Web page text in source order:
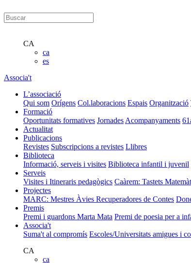
CA
ca
es
Associa't
L’associació
Qui som Orígens Col.laboracions Espais Organització
Formació
Oportunitats formatives Jornades Acompanyaments
Actualitat
Publicacions
Revistes Subscripcions a revistes Llibres
Biblioteca
Informació, serveis i visites Biblioteca infantil i juvenil
Serveis
Visites i Itineraris pedagògics Caàrem: Tastets
Projectes
MARC: Mestres Àvies Recuperadores de Contes
Premis
Premi i guardons Marta Mata Premi de poesia per a
Associa't
Suma't al compromís Escoles/Universitats amigues i
CA
ca